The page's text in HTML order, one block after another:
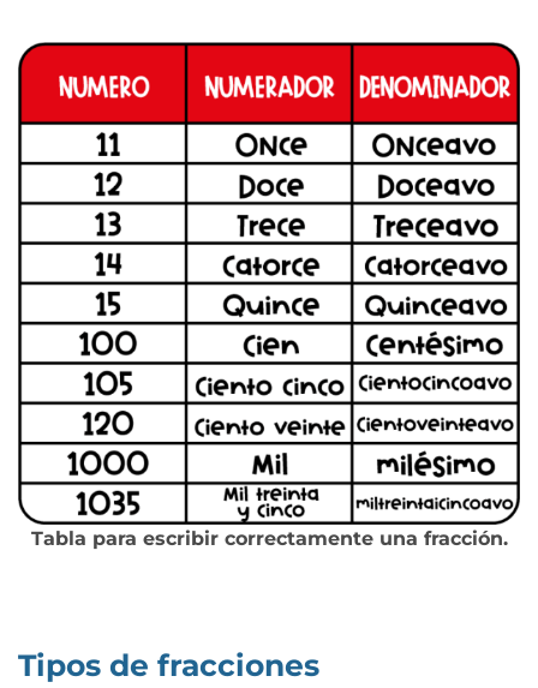
Tabla para escribir correctamente una fracción.
Tipos de fracciones